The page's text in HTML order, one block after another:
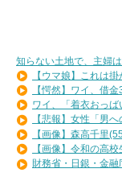
知らない土地で、主婦
【ウマ娘】これは
【愕然】ワイ、借
ワイ、「着衣おっ
【悲報】女性「男
【画像】森高千里
【画像】令和の高
財務省・日銀・金